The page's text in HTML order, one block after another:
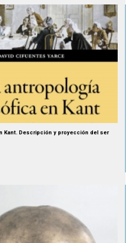
Kant. Descripción y proyección del ser